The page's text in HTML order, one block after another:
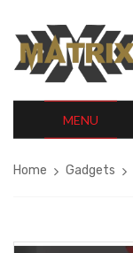
MENU
Home Gadgets